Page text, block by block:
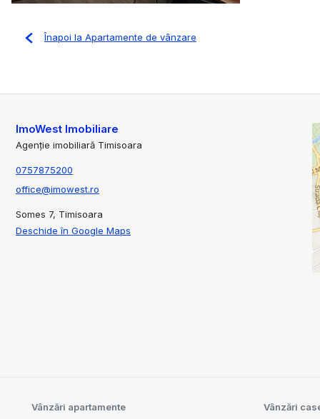
Înapoi la Apartamente de vânzare
ImoWest Imobiliare
Agenție imobiliară Timisoara
0757875200
office@imowest.ro
Somes 7, Timisoara
Deschide în Google Maps
Vânzări apartamente Vânzări